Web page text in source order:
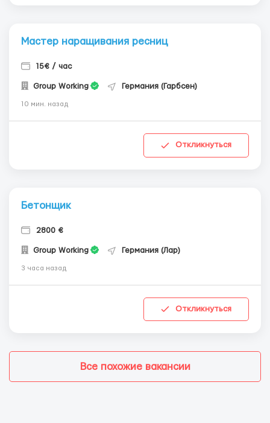
Мастер наращивания ресниц
15€ / час
Group Working Германия (Гарбсен)
10 мин. назад
Откликнуться
Бетонщик
2800 €
Group Working Германия (Лар)
3 часа назад
Откликнуться
Все похожие вакансии